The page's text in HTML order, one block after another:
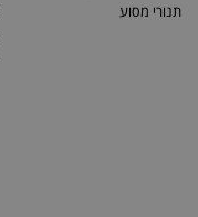
תנורי מסוע